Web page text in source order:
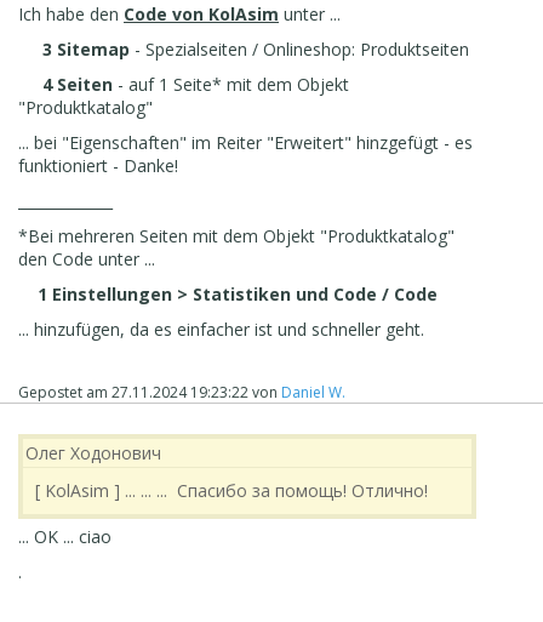
Ich habe den Code von KolAsim unter ...
3 Sitemap - Spezialseiten / Onlineshop: Produktseiten
4 Seiten - auf 1 Seite* mit dem Objekt
"Produktkatalog"
... bei "Eigenschaften" im Reiter "Erweitert" hinzgefügt - es
funktioniert - Danke!
*Bei mehreren Seiten mit dem Objekt "Produktkatalog"
den Code unter ...
1 Einstellungen > Statistiken und Code / Code
... hinzufügen, da es einfacher ist und schneller geht.
Gepostet am 27.11.2024 19:23:22von Daniel W.
Олег Ходонович
[‪ KolAsim ] ... ... ... Спасибо за помощь! Отлично!
... OK ... ciao
.